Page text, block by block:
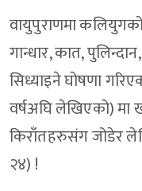
वायुपुराणमा
गान्धार, कात,
सिध्याइने घोषणा
वर्षअघि लेखिएको) मा
किराँतहरुसंग जोडेर
२४) !